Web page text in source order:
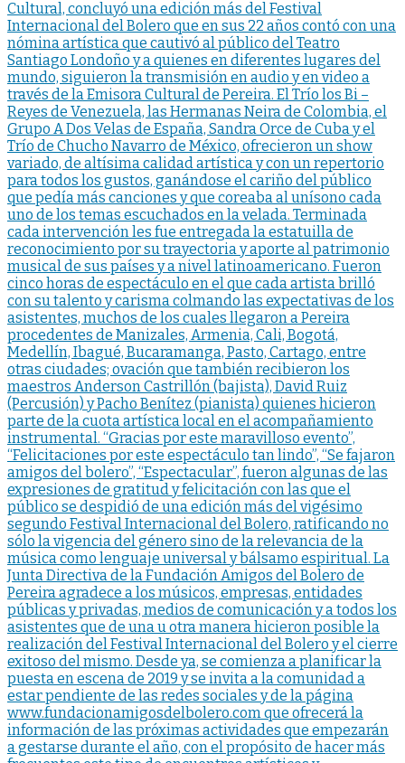
Cultural, concluyó una edición más del Festival
Internacional del Bolero que en sus 22 años contó con una
nómina artística que cautivó al público del Teatro
Santiago Londoño y a quienes en diferentes lugares del
mundo, siguieron la transmisión en audio y en video a
través de la Emisora Cultural de Pereira. El Trío los Bi –
Reyes de Venezuela, las Hermanas Neira de Colombia, el
Grupo A Dos Velas de España, Sandra Orce de Cuba y el
Trío de Chucho Navarro de México, ofrecieron un show
variado, de altísima calidad artística y con un repertorio
para todos los gustos, ganándose el cariño del público
que pedía más canciones y que coreaba al unísono cada
uno de los temas escuchados en la velada. Terminada
cada intervención les fue entregada la estatuilla de
reconocimiento por su trayectoria y aporte al patrimonio
musical de sus países y a nivel latinoamericano. Fueron
cinco horas de espectáculo en el que cada artista brilló
con su talento y carisma colmando las expectativas de los
asistentes, muchos de los cuales llegaron a Pereira
procedentes de Manizales, Armenia, Cali, Bogotá,
Medellín, Ibagué, Bucaramanga, Pasto, Cartago, entre
otras ciudades; ovación que también recibieron los
maestros Anderson Castrillón (bajista), David Ruiz
(Percusión) y Pacho Benítez (pianista) quienes hicieron
parte de la cuota artística local en el acompañamiento
instrumental. “Gracias por este maravilloso evento”,
“Felicitaciones por este espectáculo tan lindo”, “Se fajaron
amigos del bolero”, “Espectacular”, fueron algunas de las
expresiones de gratitud y felicitación con las que el
público se despidió de una edición más del vigésimo
segundo Festival Internacional del Bolero, ratificando no
sólo la vigencia del género sino de la relevancia de la
música como lenguaje universal y bálsamo espiritual. La
Junta Directiva de la Fundación Amigos del Bolero de
Pereira agradece a los músicos, empresas, entidades
públicas y privadas, medios de comunicación y a todos los
asistentes que de una u otra manera hicieron posible la
realización del Festival Internacional del Bolero y el cierre
exitoso del mismo. Desde ya, se comienza a planificar la
puesta en escena de 2019 y se invita a la comunidad a
estar pendiente de las redes sociales y de la página
www.fundacionamigosdelbolero.com que ofrecerá la
información de las próximas actividades que empezarán
a gestarse durante el año, con el propósito de hacer más